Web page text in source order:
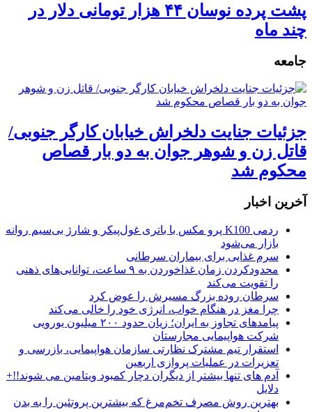
پشت پرده نوسان ۴۴ هزار تومانی دلار در
چند ماه
جامعه
جزئیات جنایت دلخراش خیابان کارگر جنوبی/
قاتل زن و شوهر جوان به دو بار قصاص
محکوم شد
آخرین اخبار
ردمی K100 پرو مکس با باتری غول‌پیکر و شارژ بی‌سیم روانه
بازار می‌شود
سرم غذایی برای بیماران سرطانی
محدودکردن زمان غذاخوردن به ۹ ساعت، توانایی‌های ذهنی
را تقویت می‌کند
سرطان روده بزرگ مسیرش را عوض کرد
چرا مغز در هنگام خواب، انرژی خود را خالی می‌کند
پیامدهای تجاوز به ایران؛ زیان حدود ۲۰۰ میلیون یورویی
شرکت هواپیمایی مجارستان
استقرار تیم مشترک نظارتی سازمان هواپیمایی، بازرسی و
تعزیرات در عملیات پروازی اربعین
آدم های تنها بیشتر از دیگران دچار کمبود ویتامین می شوند!!+
دلایل
بهترین روش مصرف تخم‌مرغ که بیشترین پروتئین را به بدن